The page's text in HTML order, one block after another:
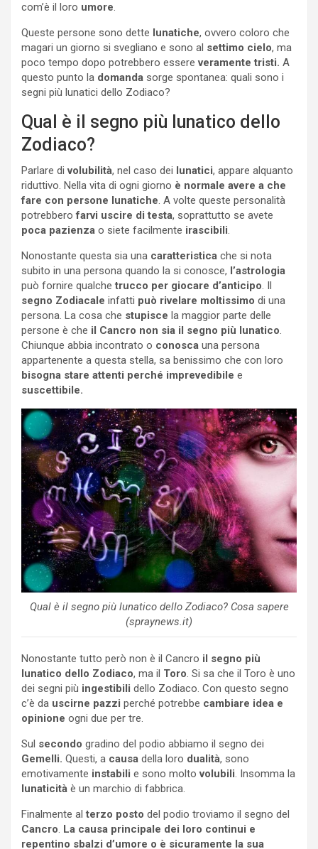
com’è il loro umore.
Queste persone sono dette lunatiche, ovvero coloro che
magari un giorno si svegliano e sono al settimo cielo, ma
poco tempo dopo potrebbero essereveramente tristi. A
questo punto la domanda sorge spontanea: quali sono i
segni più lunatici dello Zodiaco?
Qual è il segno più lunatico dello
Zodiaco?
Parlare divolubilità, nel caso dei lunatici, appare alquanto
riduttivo. Nella vita di ogni giorno è normale avere a che
fare con persone lunatiche. A volte queste personalità
potrebberofarvi uscire di testa, soprattutto se avete
poca pazienza o siete facilmente irascibili.
Nonostante questa sia una caratteristica che si nota
subito in una persona quando la si conosce, l’astrologia
può fornire qualchetrucco per giocare d’anticipo. Il
segno Zodiacale infatti può rivelare moltissimo di una
persona. La cosa che stupisce la maggior parte delle
persone è che il Cancro non sia il segno più lunatico.
Chiunque abbia incontrato o conosca una persona
appartenente a questa stella, sa benissimo che con loro
bisogna stare attenti perché imprevedibile e
suscettibile.
Qual è il segno più lunatico dello Zodiaco? Cosa sapere
(spraynews.it)
Nonostante tutto però non è il Cancro il segno più
lunatico dello Zodiaco, ma il Toro. Si sa che il Toro è uno
dei segni più ingestibili dello Zodiaco. Con questo segno
c’è da uscirne pazzi perché potrebbe cambiare idea e
opinione ogni due per tre.
Sul secondo gradino del podio abbiamo il segno dei
Gemelli. Questi, a causa della loro dualità, sono
emotivamente instabili e sono moltovolubili. Insomma la
lunaticità è un marchio di fabbrica.
Finalmente alterzo posto del podio troviamo il segno del
Cancro. La causa principale dei loro continui e
repentino sbalzi d’umore o è sicuramente la sua